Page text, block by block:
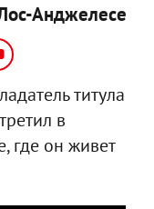
Анджелесе
титула
в
где он живет